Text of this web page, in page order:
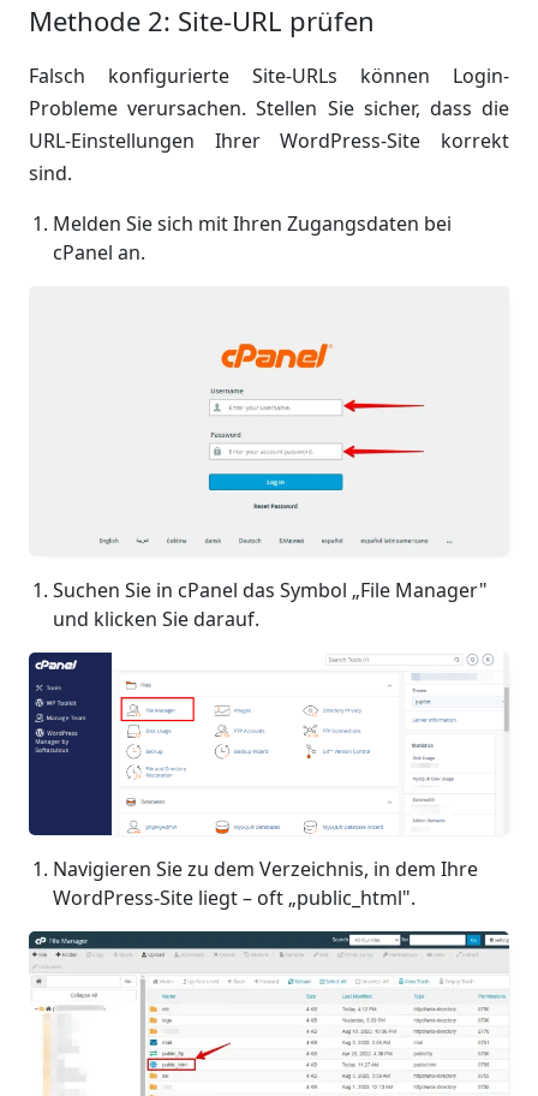
Methode 2: Site-URL prüfen
Falsch konfigurierte Site-URLs können Login-
Probleme verursachen. Stellen Sie sicher, dass die
URL-Einstellungen Ihrer WordPress-Site korrekt
sind.
Melden Sie sich mit Ihren Zugangsdaten bei
cPanel an.
Suchen Sie in cPanel das Symbol „File Manager"
und klicken Sie darauf.
Navigieren Sie zu dem Verzeichnis, in dem Ihre
WordPress-Site liegt – oft „public_html".